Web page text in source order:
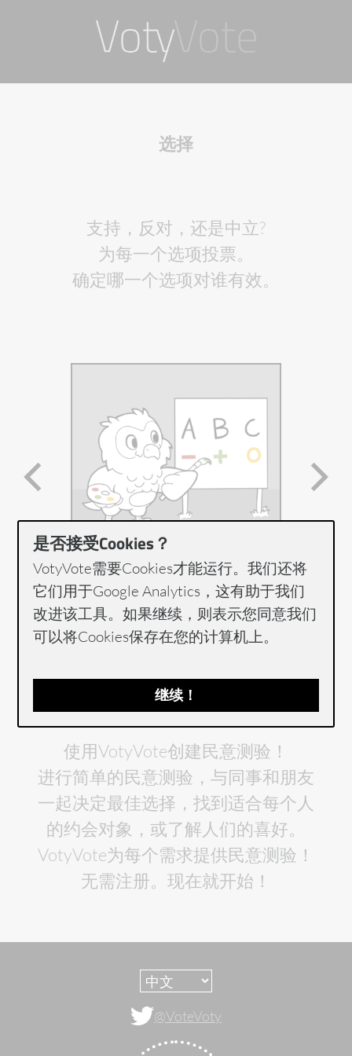
选择
支持，反对，还是中立?
为每一个选项投票。
确定哪一个选项对谁有效。
创建！
捆绑Voty捆绑包！
使用VotyVote创建民意测验！
进行简单的民意测验，与同事和朋友
一起决定最佳选择，找到适合每个人
的约会对象，或了解人们的喜好。
VotyVote为每个需求提供民意测验！
无需注册。现在就开始！
是否接受Cookies？
VotyVote需要Cookies才能运行。我们还将
它们用于Google Analytics，这有助于我们
改进该工具。如果继续，则表示您同意我们
可以将Cookies保存在您的计算机上。
继续！
@VoteVoty